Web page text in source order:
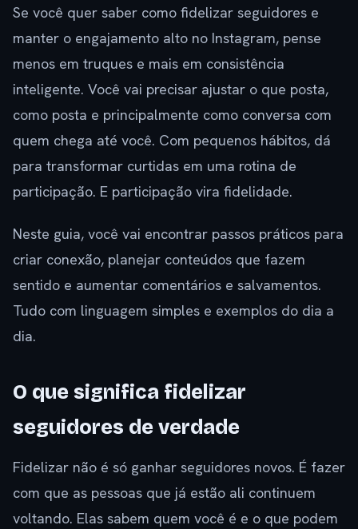
Se você quer saber como fidelizar seguidores e
manter o engajamento alto no Instagram, pense
menos em truques e mais em consistência
inteligente. Você vai precisar ajustar o que posta,
como posta e principalmente como conversa com
quem chega até você. Com pequenos hábitos, dá
para transformar curtidas em uma rotina de
participação. E participação vira fidelidade.
Neste guia, você vai encontrar passos práticos para
criar conexão, planejar conteúdos que fazem
sentido e aumentar comentários e salvamentos.
Tudo com linguagem simples e exemplos do dia a
dia.
O que significa fidelizar
seguidores de verdade
Fidelizar não é só ganhar seguidores novos. É fazer
com que as pessoas que já estão ali continuem
voltando. Elas sabem quem você é e o que podem